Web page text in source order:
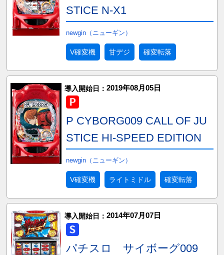
STICE N-X1
newgin（ニューギン）
V確変機 甘デジ 確変転落
導入開始日： 2019年08月05日
P CYBORG009 CALL OF JU
STICE HI-SPEED EDITION
newgin（ニューギン）
V確変機 ライトミドル 確変転落
導入開始日： 2014年07月07日
パチスロ サイボーグ009